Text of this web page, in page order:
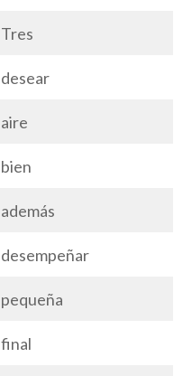
Tres
desear
aire
bien
además
desempeñar
pequeña
final